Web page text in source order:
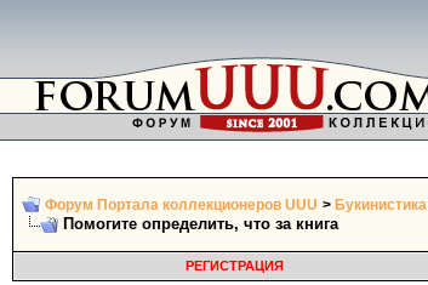
Форум Портала коллекционеров UUU > Букинистика
Помогите определить, что за книга
РЕГИСТРАЦИЯ